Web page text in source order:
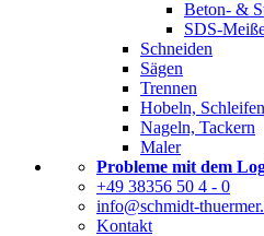
Beton- &
SDS-
Schneiden
Sägen
Trennen
Hobeln, Schleifen
Nageln, Tackern
Maler
Probleme mit dem
+49 38356 50 4 - 0
info@schmidt-
Kontakt